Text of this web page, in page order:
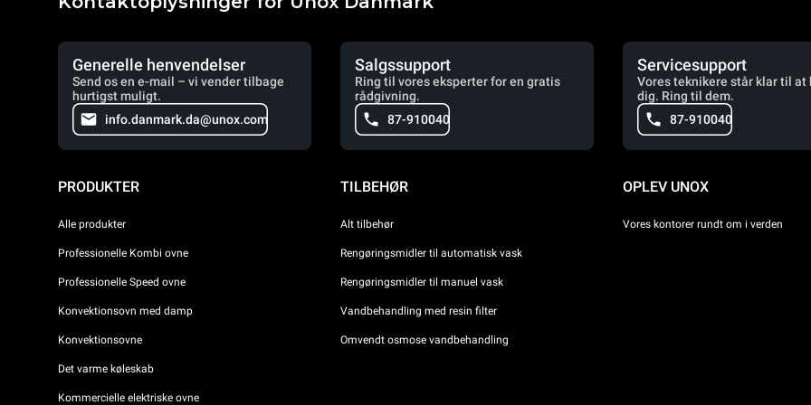
Generelle henvendelser
Send os en e-mail – vi vender tilbage
hurtigst muligt.
info.danmark.da@unox.com
Salgssupport
Ring til vores eksperter for en gratis
rådgivning.
87-910040
Servicesupport
Vores teknikere står klar til
dig. Ring til dem.
87-910040
PRODUKTER
Alle produkter
Professionelle Kombi ovne
Professionelle Speed ovne
Konvektionsovn med damp
Konvektionsovne
Det varme køleskab
Kommercielle elektriske ovne
TILBEHØR
Alt tilbehør
Rengøringsmidler til automatisk vask
Rengøringsmidler til manuel vask
Vandbehandling med resin filter
Omvendt osmose vandbehandling
OPLEV UNOX
Vores kontorer rundt om i verden